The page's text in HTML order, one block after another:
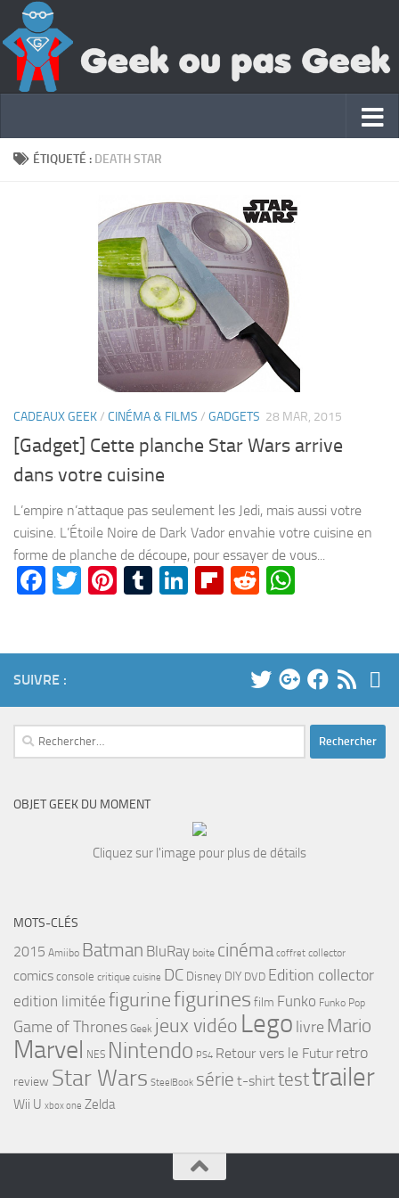
ÉTIQUETÉ : DEATH STAR
CADEAUX GEEK/ CINÉMA & FILMS / GADGETS 28 MAR, 2015
[Gadget] Cette planche Star Wars arrive
dans votre cuisine
L’empire n’attaque pas seulement les Jedi, mais aussi votre
cuisine. L’Étoile Noire de Dark Vador envahie votre cuisine en
forme de planche de découpe, pour essayer de vous...
Facebook
Twitter
Pinterest
Tumblr
LinkedIn
Flipboard
Reddit
SUIVRE :
Rechercher :
OBJET GEEK DU MOMENT
Cliquez sur l'image pour plus de détails
MOTS-CLÉS
2015 Amiibo Batman BluRay boite cinéma coffret collector
comics console critique cuisine DC Disney DIY DVD Edition collector
edition limitée figurinefigurines film Funko Funko Pop
Game of Thrones Geek jeux vidéo Lego livre Mario
Marvel NES Nintendo PS4 Retour vers le Futur retro
review Star Wars SteelBook série t-shirttesttrailer
Wii U xbox one Zelda